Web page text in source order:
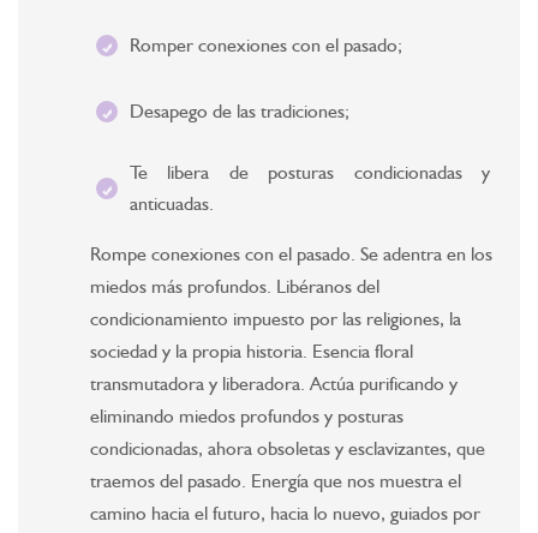
Romper conexiones con el pasado;
Desapego de las tradiciones;
Te libera de posturas condicionadas y
anticuadas.
Rompe conexiones con el pasado. Se adentra en los
miedos más profundos. Libéranos del
condicionamiento impuesto por las religiones, la
sociedad y la propia historia. Esencia floral
transmutadora y liberadora. Actúa purificando y
eliminando miedos profundos y posturas
condicionadas, ahora obsoletas y esclavizantes, que
traemos del pasado. Energía que nos muestra el
camino hacia el futuro, hacia lo nuevo, guiados por